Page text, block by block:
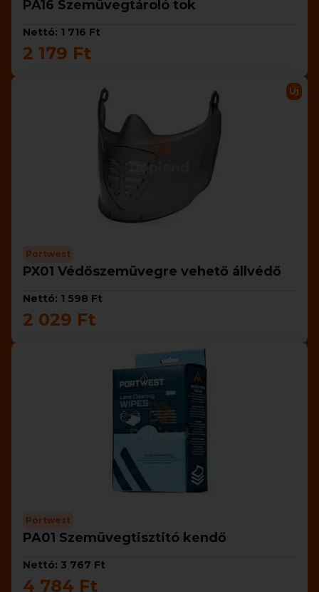
PA16 Szemüvegtároló tok
Nettó: 1 716 Ft
2 179 Ft
Új
Portwest
PX01 Védőszemüvegre vehető állvédő
Nettó: 1 598 Ft
2 029 Ft
Portwest
PA01 Szemüvegtisztitó kendő
Nettó: 3 767 Ft
4 784 Ft